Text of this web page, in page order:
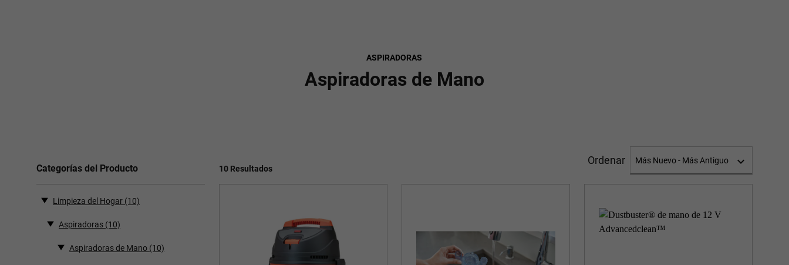
ASPIRADORAS
Aspiradoras de Mano
Categorías del Producto
Limpieza del Hogar (10)
Aspiradoras (10)
Aspiradoras de Mano (10)
10 Resultados
Ordenar